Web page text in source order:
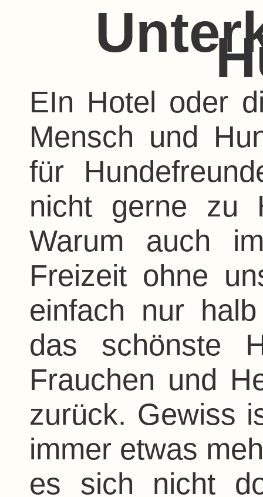
EIn Hotel oder
Mensch und
für
nicht gerne zu
Warum auch
Freizeit ohne
einfach nur
das schönste
Frauchen und
zurück. Gewiss
immer etwas
es sich nicht